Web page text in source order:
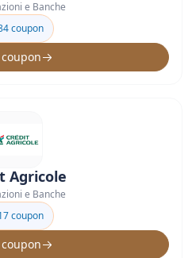
e Banche
coupon
Agricole
e Banche
coupon